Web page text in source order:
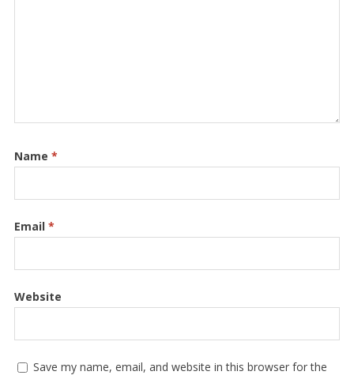
Name *
Email *
Website
Save my name, email, and website in this browser for the